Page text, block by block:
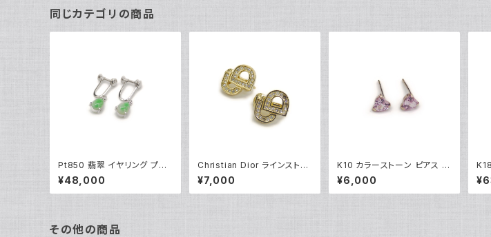
同じカテゴリの商品
Pt850 翡翠 イヤリング プラ
チナ ネジ式 Y04895
¥48,000
Christian Dior ラインストー
ン CDロゴ クリップイヤリング
※石抜けあり Y05247
¥7,000
K10 カラーストーン ピアス 1
0金 スタッドピアス Y04900
¥6,000
ア
その他の商品